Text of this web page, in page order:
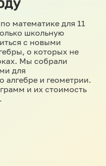
математике для 11
школьную
с новыми
о которых не
Мы собрали
для
алгебре и геометрии.
и их стоимость